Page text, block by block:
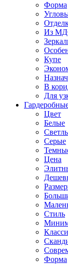
Форма
Из
Купе
В
Для
Цвет
Белые
Серые
Цена
Стиль
Форма